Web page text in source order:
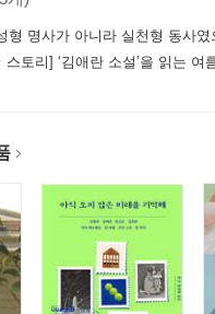
형 명사가 아니라 실천형 동사였
스토리] ‘김애란 소설’을 읽는 여